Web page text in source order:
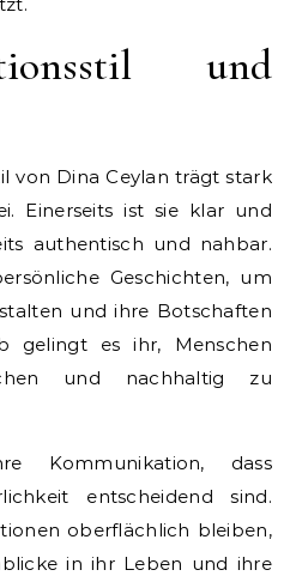
und
von Dina Ceylan trägt stark
Einerseits ist sie klar und
authentisch und nahbar.
Geschichten, um
und ihre Botschaften
gelingt es ihr, Menschen
und nachhaltig zu
Kommunikation, dass
entscheidend sind.
oberflächlich bleiben,
in ihr Leben und ihre